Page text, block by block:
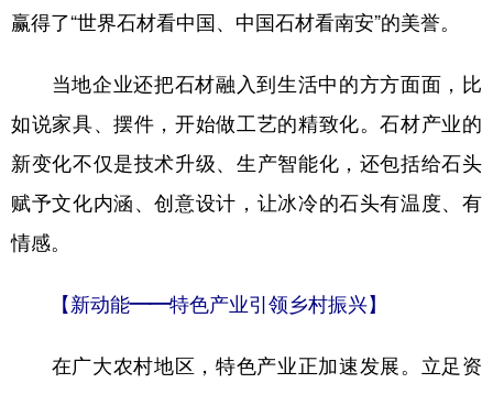
赢得了“世界石材看中国、中国石材看南安”的美誉。
当地企业还把石材融入到生活中的方方面面，比
如说家具、摆件，开始做工艺的精致化。石材产业的
新变化不仅是技术升级、生产智能化，还包括给石头
赋予文化内涵、创意设计，让冰冷的石头有温度、有
情感。
【新动能——特色产业引领乡村振兴】
在广大农村地区，特色产业正加速发展。立足资